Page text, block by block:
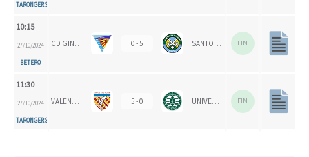
TARONGERS
10:15
27/10/2024
BETERO
CD GINER DE LOS RÍOS 0 - 5 SANTOMERA HC FIN
11:30
27/10/2024
TARONGERS
VALENCIA CH 5 - 0 UNIVERSITAT D'ALACANT - SAN VICENTE B FIN